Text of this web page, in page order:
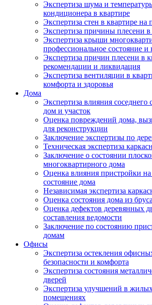
Экспертиза шума и
кондиционера в квартире
Экспертиза стен в квартире на
Экспертиза причины плесени в
Экспертиза крыши
профессиональное состояние и
Экспертиза причин плесени в
рекомендации и ликвидация
Экспертиза вентиляции в
комфорта и здоровья
Дома
Экспертиза влияния соседнего
дом и участок
Оценка повреждений дома,
для реконструкции
Заключение экспертизы по
Техническая экспертиза
Заключение о состоянии
многоквартирного дома
Оценка влияния пристройки на
состояние дома
Независимая экспертиза
Оценка состояния дома из
Оценка дефектов деревянных
составления ведомости
Заключение по состоянию
домам
Офисы
Экспертиза остекления
безопасности и комфорта
Экспертиза состояния
дверей
Экспертиза улучшений в
помещениях